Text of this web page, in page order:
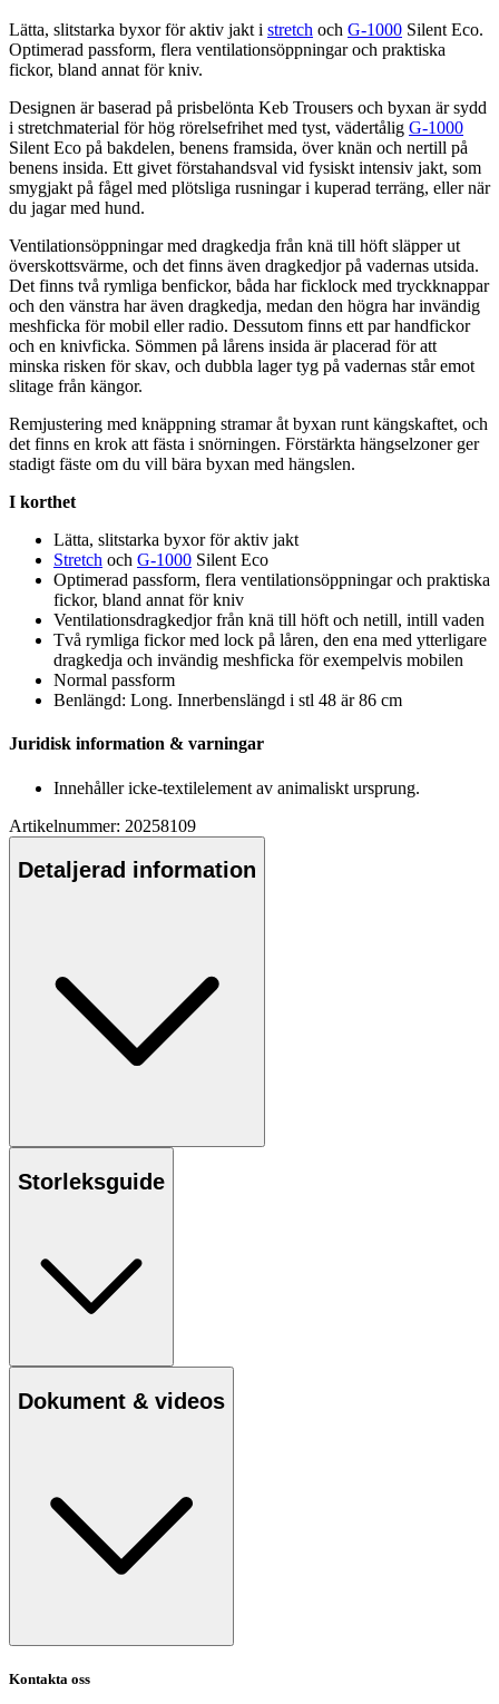
Lätta, slitstarka byxor för aktiv jakt i stretch och G-1000 Silent Eco.
Optimerad passform, flera ventilationsöppningar och praktiska
fickor, bland annat för kniv.
Designen är baserad på prisbelönta Keb Trousers och byxan är sydd
i stretchmaterial för hög rörelsefrihet med tyst, vädertålig G-1000
Silent Eco på bakdelen, benens framsida, över knän och nertill på
benens insida. Ett givet förstahandsval vid fysiskt intensiv jakt, som
smygjakt på fågel med plötsliga rusningar i kuperad terräng, eller när
du jagar med hund.
Ventilationsöppningar med dragkedja från knä till höft släpper ut
överskottsvärme, och det finns även dragkedjor på vadernas utsida.
Det finns två rymliga benfickor, båda har ficklock med tryckknappar
och den vänstra har även dragkedja, medan den högra har invändig
meshficka för mobil eller radio. Dessutom finns ett par handfickor
och en knivficka. Sömmen på lårens insida är placerad för att
minska risken för skav, och dubbla lager tyg på vadernas står emot
slitage från kängor.
Remjustering med knäppning stramar åt byxan runt kängskaftet, och
det finns en krok att fästa i snörningen. Förstärkta hängselzoner ger
stadigt fäste om du vill bära byxan med hängslen.
I korthet
Lätta, slitstarka byxor för aktiv jakt
Stretch och G-1000 Silent Eco
Optimerad passform, flera ventilationsöppningar och praktiska
fickor, bland annat för kniv
Ventilationsdragkedjor från knä till höft och netill, intill vaden
Två rymliga fickor med lock på låren, den ena med ytterligare
dragkedja och invändig meshficka för exempelvis mobilen
Normal passform
Benlängd: Long. Innerbenslängd i stl 48 är 86 cm
Juridisk information & varningar
Innehåller icke-textilelement av animaliskt ursprung.
Artikelnummer: 20258109
Detaljerad information
Storleksguide
Dokument & videos
Kontakta oss